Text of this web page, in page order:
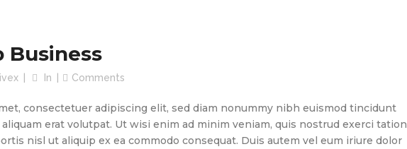
Business
In Comments
consectetuer adipiscing elit, sed diam nonummy nibh euismod tincidunt
erat volutpat. Ut wisi enim ad minim veniam, quis nostrud exerci tation
nisl ut aliquip ex ea commodo consequat. Duis autem vel eum iriure dolor